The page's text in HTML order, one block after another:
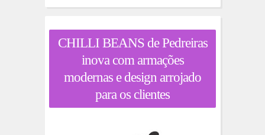
CHILLI BEANS de Pedreiras
inova com armações
modernas e design arrojado
para os clientes